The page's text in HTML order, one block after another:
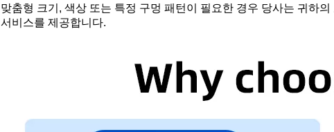
맞춤형 크기, 색상 또는 특정 구멍 패턴이 필요한 경우 당사는 귀하
서비스를 제공합니다.